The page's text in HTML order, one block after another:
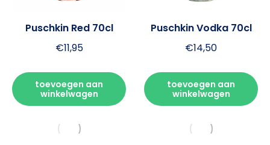
Puschkin Red 70cl
€11,95
toevoegen aan
winkelwagen
Puschkin Vodka 70cl
€14,50
toevoegen aan
winkelwagen